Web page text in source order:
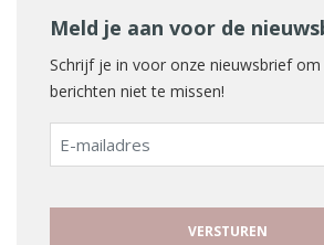
Meld je aan voor de
Schrijf je in voor onze nieuwsbrief
berichten niet te missen!
E-
mailadres